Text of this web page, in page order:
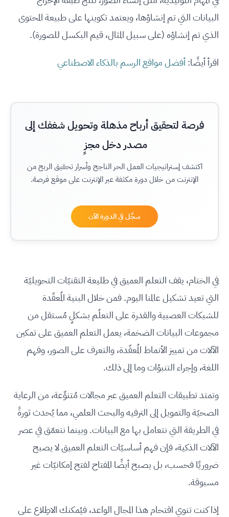
البيانات التي تم إنشاؤها، ويعتمد تكوينها على طبيعة المحتوى
الذي تم إنشاؤه (على سبيل المثال، قيم البكسل للصورة).
اقرأ أيضًا:أفضل مواقع الرسم بالذكاء الاصطناعي
فرصة لتحقيق أرباح مذهلة وتحويل شغفك إلى
مصدر دخل مجزٍ
اكتشف إستراتيجيات العمل الحر الناجح وأسرار تحقيق الربح من
الإنترنت من خلال دورة مكثفة عبر الإنترنت على موقع فرصة.
سجِّل في الدورة الآن
في الختام، يقف التعلم العميق في طليعة التقنيّات التحويليّة
التي تعيد تشكيل عالمنا اليوم. فمن خلال البنية المُعقّدة
للشبكات العصبية والقدرة على التعلُم بشكلٍ مُستقل من
مجموعات البيانات الضخمة، يعمل التعلم العميق على تمكين
الآلات من تمييز الأنماط المُعقّدة، والتعرف على الصور، وفهم
اللغة، وإجراء التنبؤات وما إلى ذلك.
وتمتد تطبيقات التعلم العميق عبر مجالات مُتنوِّعة، من الرعاية
الصحيّة والتمويل إلى الترفيه والبحث العلمي، مما يُحدث ثورةً
في الطريقة التي نتعامل بها مع البيانات. وبينما نتعمّق في عصر
الآلات الذكية، فإن فهم أساسيّات التعلم العميق لا يصبح
ضروريًا فحسب، بل يصبح أيضًا المفتاح لفتح إمكانيّات غير
مسبوقة.
إذا كنت تنوي اقتحام هذا المجال الواعد، فيُمكنك الاطِلاع على